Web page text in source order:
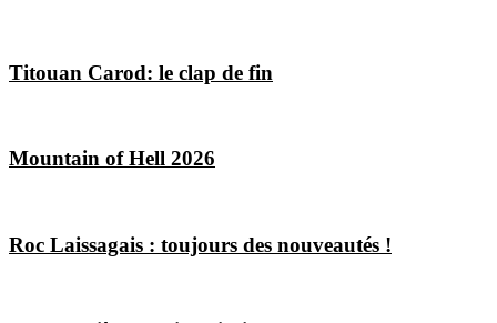
Titouan Carod: le clap de fin
Mountain of Hell 2026
Roc Laissagais : toujours des nouveautés !